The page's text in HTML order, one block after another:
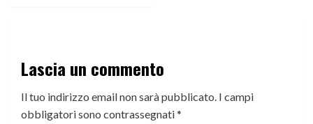
Lascia un commento
Il tuo indirizzo email non sarà pubblicato. I campi
obbligatori sono contrassegnati*